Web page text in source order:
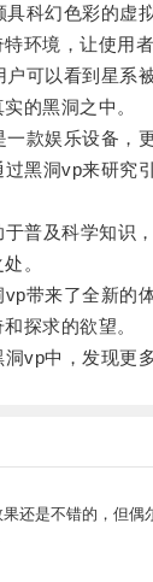
幻色彩的虚拟
环境，让使用
以看到星系被
的黑洞之中。
娱乐设备，更
洞vp来研究引
及科学知识，
。
带来了全新的
探求的欲望。
中，发现更多
还是不错的，但偶